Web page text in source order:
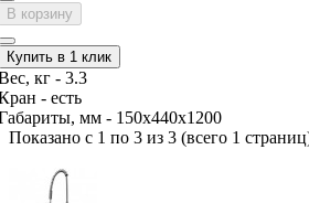
В корзину
Купить в 1 клик
кг - 3.3
- есть
мм - 150х440х1200
Показано с 1 по 3 из 3 (всего 1